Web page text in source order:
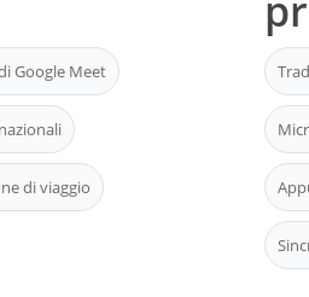
Google Meet
di viaggio